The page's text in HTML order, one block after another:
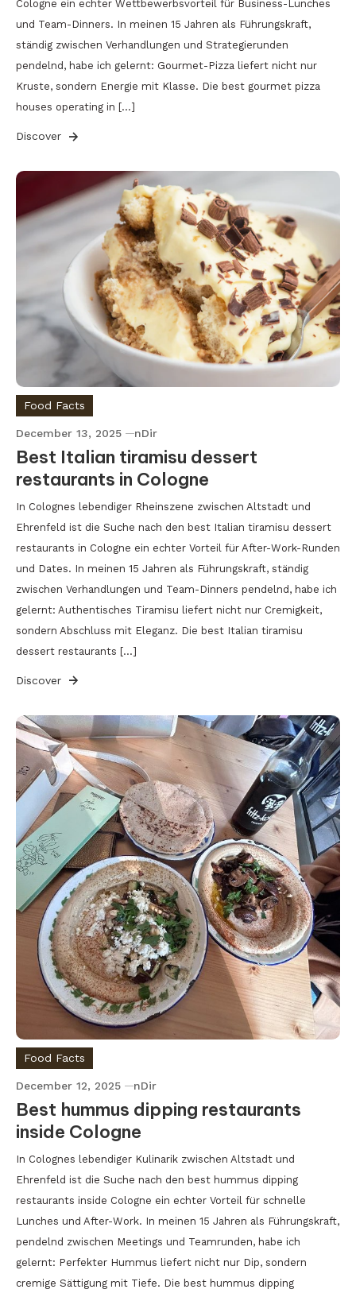
Cologne ein echter Wettbewerbsvorteil für Business-Lunches
und Team-Dinners. In meinen 15 Jahren als Führungskraft,
ständig zwischen Verhandlungen und Strategierunden
pendelnd, habe ich gelernt: Gourmet-Pizza liefert nicht nur
Kruste, sondern Energie mit Klasse. Die best gourmet pizza
houses operating in […]
Discover
Food Facts
December 13, 2025 nDir
Best Italian tiramisu dessert
restaurants in Cologne
In Colognes lebendiger Rheinszene zwischen Altstadt und
Ehrenfeld ist die Suche nach den best Italian tiramisu dessert
restaurants in Cologne ein echter Vorteil für After-Work-Runden
und Dates. In meinen 15 Jahren als Führungskraft, ständig
zwischen Verhandlungen und Team-Dinners pendelnd, habe ich
gelernt: Authentisches Tiramisu liefert nicht nur Cremigkeit,
sondern Abschluss mit Eleganz. Die best Italian tiramisu
dessert restaurants […]
Discover
Food Facts
December 12, 2025 nDir
Best hummus dipping restaurants
inside Cologne
In Colognes lebendiger Kulinarik zwischen Altstadt und
Ehrenfeld ist die Suche nach den best hummus dipping
restaurants inside Cologne ein echter Vorteil für schnelle
Lunches und After-Work. In meinen 15 Jahren als Führungskraft,
pendelnd zwischen Meetings und Teamrunden, habe ich
gelernt: Perfekter Hummus liefert nicht nur Dip, sondern
cremige Sättigung mit Tiefe. Die best hummus dipping